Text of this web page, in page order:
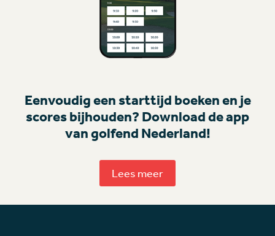
Eenvoudig een starttijd boeken en je
scores bijhouden? Download de app
van golfend Nederland!
Lees meer